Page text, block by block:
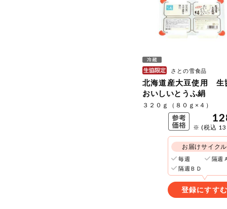
さとの雪食品
北海道産大豆使用 生
おいしいとうふ絹
３２０ｇ（８０ｇ×４）
※ (税込
お届けサイクル
毎週
隔週
隔週ＢＤ
登録にすすむ